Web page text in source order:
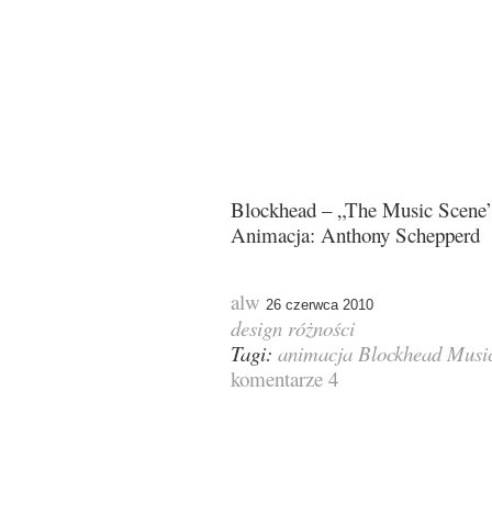
Blockhead – „The Music
Animacja: Anthony Schepperd
alw 26 czerwca 2010
design różności
Tagi: animacja Blockhead
komentarze 4